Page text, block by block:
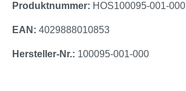
Produktnummer: HOS100095-001-000
EAN: 4029888010853
Hersteller-Nr.: 100095-001-000